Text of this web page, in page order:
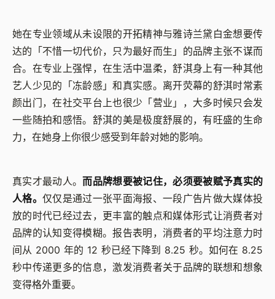
她在专业领域从未设限的开拓精神与雅诗兰黛白金想要传
达的「不惜一切代价，只为最好而生」的品牌主张不谋而
合。在专业上强悍，在生活中温柔，舒淇身上有一种其他
艺人少见的「冻龄感」和真实感。离开荧幕的舒淇时常素
颜出门，在社交平台上也很少「营业」，大多时候只会发
一些随拍和感悟。舒淇的美是极度舒展的，有旺盛的生命
力，在她身上你很少感受到年龄对她的影响。
真实才最动人。而品牌想要被记住，必须要被赋予真实的
人格。 仅仅是通过一张平面海报、一段广告片做大媒体投
放的时代已经过去，更丰富的触点和媒体形式让消费者对
品牌的认知变得模糊。报告表明，消费者的平均注意力时
间从 2000 年的 12 秒已经下降到 8.25 秒。如何在 8.25
秒中传递更多的信息，激发消费者关于品牌的联想和想象
变得格外重要。